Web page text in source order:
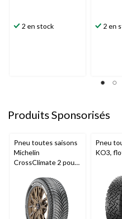
2 en stock 2 en
Produits Sponsorisés
Pneu toutes saisons
Michelin
CrossClimate 2 pour
et multisegments
Pneu
KO3,